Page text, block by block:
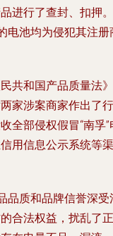
进行了查封、扣押。
电池均为侵犯其注册
共和国产品质量法》
家涉案商家作出了行
全部侵权假冒“南孚”
用信息公示系统等渠
品质和品牌信誉深受
合法权益，扰乱了正